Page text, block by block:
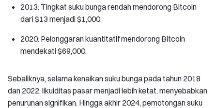
2013: Tingkat suku bunga rendah mendorong Bitcoin
dari $13 menjadi $1,000.
2020: Pelonggaran kuantitatif mendorong Bitcoin
mendekati $69,000.
Sebaliknya, selama kenaikan suku bunga pada tahun 2018
dan 2022, likuiditas pasar menjadi lebih ketat, menyebabkan
penurunan signifikan. Hingga akhir 2024, pemotongan suku